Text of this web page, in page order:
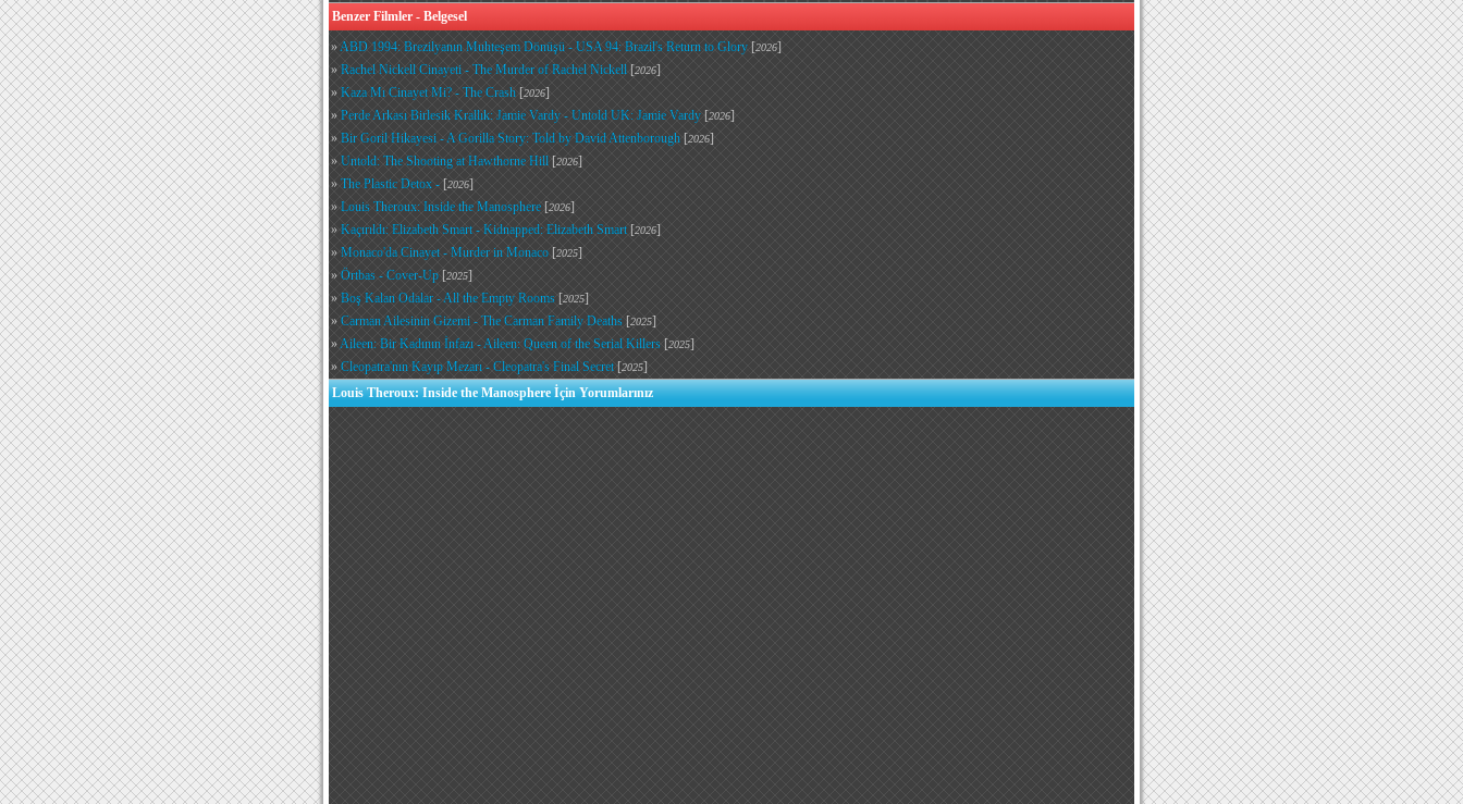
Benzer Filmler - Belgesel
»ABD 1994: Brezilyanın Muhteşem Dönüşü - USA 94: Brazil's Return to Glory [2026]
» Rachel Nickell Cinayeti - The Murder of Rachel Nickell [2026]
» Kaza Mı Cinayet Mi? - The Crash [2026]
» Perde Arkası Birlesik Krallık: Jamie Vardy - Untold UK: Jamie Vardy [2026]
» Bir Goril Hikayesi - A Gorilla Story: Told by David Attenborough [2026]
» Untold: The Shooting at Hawthorne Hill [2026]
» The Plastic Detox - [2026]
» Louis Theroux: Inside the Manosphere [2026]
» Kaçırıldı: Elizabeth Smart - Kidnapped: Elizabeth Smart[2026]
» Monaco'da Cinayet - Murder in Monaco [2025]
» Örtbas - Cover-Up [2025]
» Boş Kalan Odalar - All the Empty Rooms [2025]
» Carman Ailesinin Gizemi - The Carman Family Deaths [2025]
»Aileen: Bir Kadının İnfazı - Aileen: Queen of the Serial Killers [2025]
» Cleopatra'nın Kayıp Mezarı - Cleopatra's Final Secret[2025]
Louis Theroux: Inside the Manosphere İçin Yorumlarınız